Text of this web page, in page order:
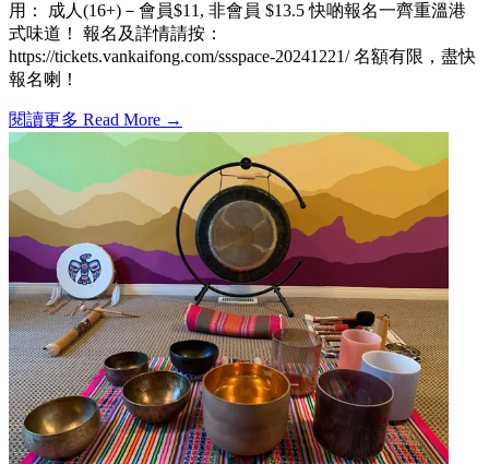
用： 成人(16+)－會員$11, 非會員 $13.5 快啲報名一齊重溫港
式味道！ 報名及詳情請按：
https://tickets.vankaifong.com/ssspace-20241221/ 名額有限，盡快
報名喇！
閱讀更多 Read More →